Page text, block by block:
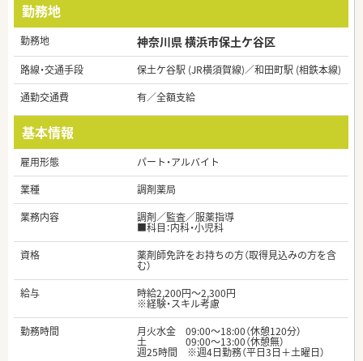
勤務地
勤務地 神奈川県 横浜市保土ケ谷区
路線・交通手段
保土ケ谷駅 (JR横須賀線)／和田町駅 (相鉄本線)
通勤交通費
有／全額支給
基本情報
雇用形態
パート・アルバイト
業種
調剤薬局
業務内容
調剤／監査／服薬指導
■科目：内科・小児科
資格
薬剤師免許をお持ちの方（取得見込みの方を含
む）
給与
時給2,200円～2,300円
※経験・スキル考慮
勤務時間
月火水金 09:00～18:00（休憩120分）
土 09:00～13:00（休憩無）
週25時間 ※週4日勤務（平日3日＋土曜日）